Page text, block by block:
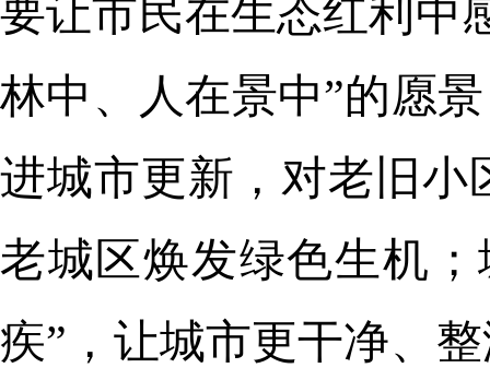
要让市民在生态红利中
林中、人在景中”的愿
进城市更新，对老旧小
老城区焕发绿色生机
疾”，让城市更干净、